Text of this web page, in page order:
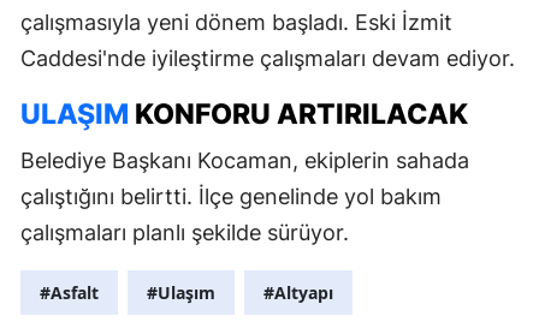
çalışmasıyla yeni dönem başladı. Eski İzmit
Caddesi'nde iyileştirme çalışmaları devam ediyor.
ULAŞIM KONFORU ARTIRILACAK
Belediye Başkanı Kocaman, ekiplerin sahada
çalıştığını belirtti. İlçe genelinde yol bakım
çalışmaları planlı şekilde sürüyor.
#Asfalt #Ulaşım #Altyapı